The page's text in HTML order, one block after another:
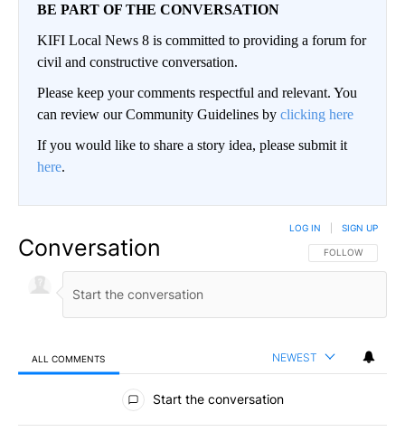
BE PART OF THE CONVERSATION
KIFI Local News 8 is committed to providing a forum for
civil and constructive conversation.
Please keep your comments respectful and relevant. You
can review our Community Guidelines by clicking here
If you would like to share a story idea, please submit it
here.
Conversation FOLLOW THIS
FOLLOW
LOG IN SIGN UP
ALL COMMENTS NEWEST
All Comments
Start the conversation